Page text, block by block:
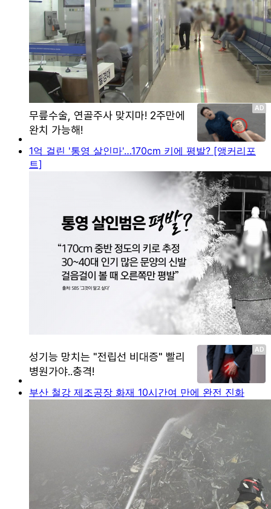
1억 걸린 '통영 살인마'…170cm 키에 평발? [앵커리포
트]
부산 철강 제조공장 화재 10시간여 만에 완전 진화